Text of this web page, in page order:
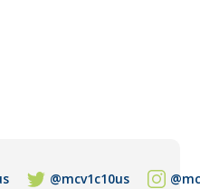
@mcv1c10us